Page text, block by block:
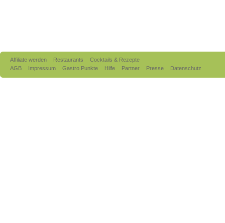
Affiliate werden Restaurants
Cocktails & Rezepte
AGB
Impressum Gastro Punkte Hilfe Partner Presse Datenschutz